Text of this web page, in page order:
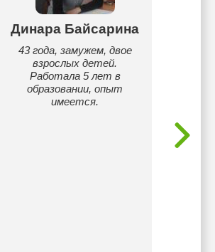
Динара Байсарина
43 года, замужем, двое
взрослых детей.
Работала 5 лет в
образовании, опыт
имеется.